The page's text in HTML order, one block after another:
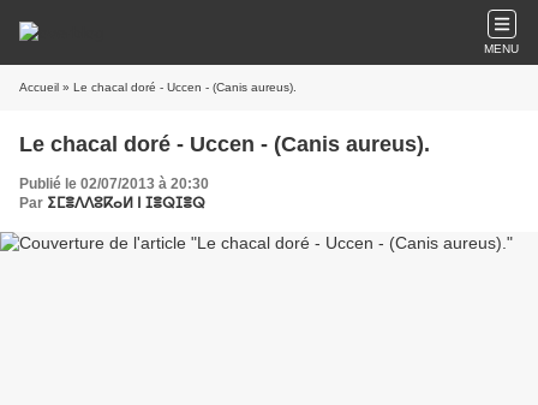
MENU
Accueil » Le chacal doré - Uccen - (Canis aureus).
Le chacal doré - Uccen - (Canis aureus).
Publié le 02/07/2013 à 20:30
Par ⵉⵎⴻⴷⴷⵓⴽⴰⵍ ⵏ ⵊⴻⵕⵊⴻⵕ